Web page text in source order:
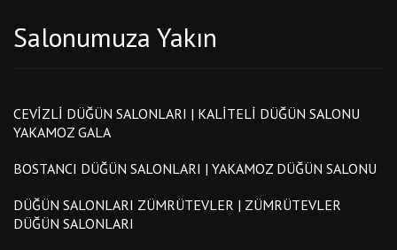
Salonumuza Yakın
CEVIZLI DÜĞÜN SALONLARI | KALITELI DÜĞÜN SALONU
YAKAMOZ GALA
BOSTANCI DÜĞÜN SALONLARI | YAKAMOZ DÜĞÜN SALONU
DÜĞÜN SALONLARI ZÜMRÜTEVLER | ZÜMRÜTEVLER
DÜĞÜN SALONLARI